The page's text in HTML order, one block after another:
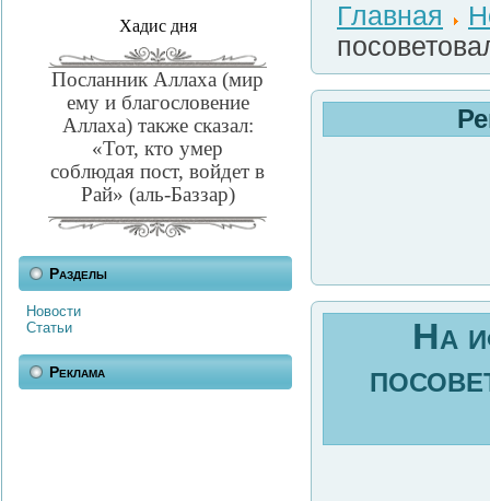
Хадис дня
Посланник Аллаха (мир
ему и благословение
Аллаха) также сказал:
«Тот, кто умер
соблюдая пост, войдет в
Рай» (аль-Баззар)
Разделы
Новости
Статьи
Реклама
Главная
На